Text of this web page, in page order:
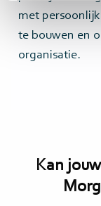
met
te bouwen en
organisatie.
Kan